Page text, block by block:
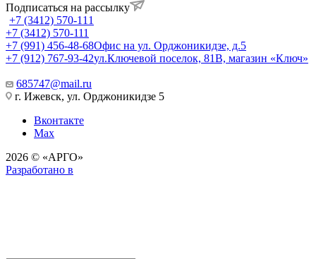
Подписаться на рассылку
+7 (3412) 570-111
+7 (3412) 570-111
+7 (991) 456-48-68Офис на ул. Орджоникидзе, д.5
+7 (912) 767-93-42ул.Ключевой поселок, 81В, магазин «Ключ»
685747@mail.ru
г. Ижевск, ул. Орджоникидзе 5
Вконтакте
Max
2026 © «АРГО»
Разработано в